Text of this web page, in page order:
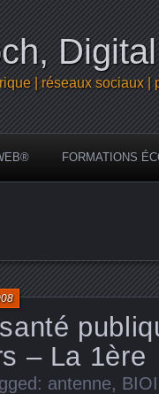
| réseaux sociaux
FORMATIONS
– La 1ère
antenne,